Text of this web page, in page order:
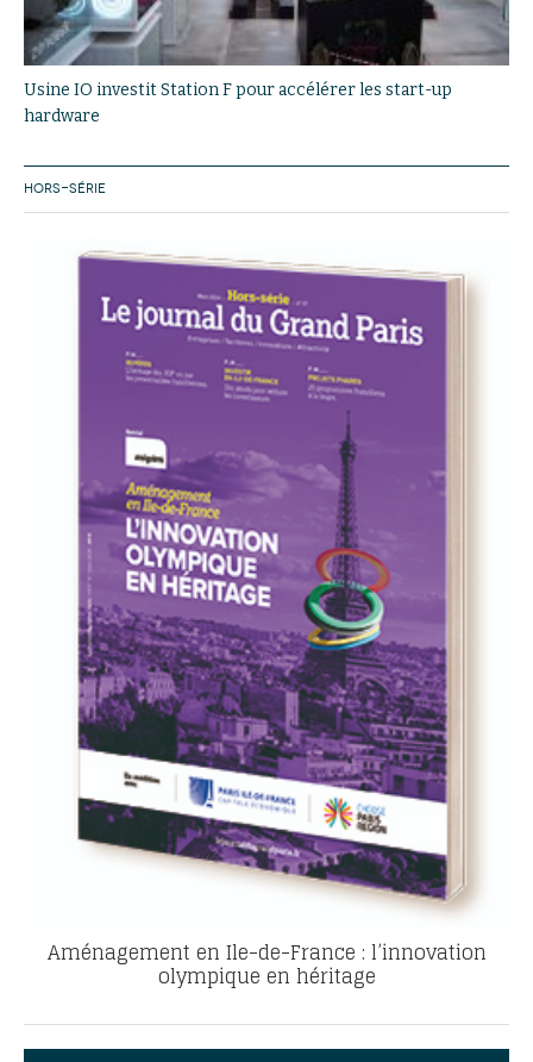
Usine IO investit Station F pour accélérer les start-up
hardware
HORS-SÉRIE
Aménagement en Ile-de-France : l’innovation
olympique en héritage